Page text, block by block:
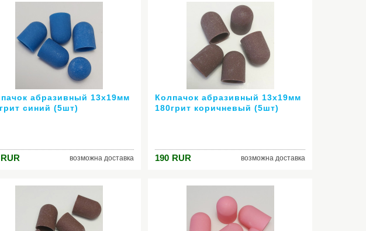
абразивный 13х19мм
синий (5шт)
RUR возможна доставка
Колпачок абразивный 13х19мм
180грит коричневый (5шт)
190 RUR возможна доставка